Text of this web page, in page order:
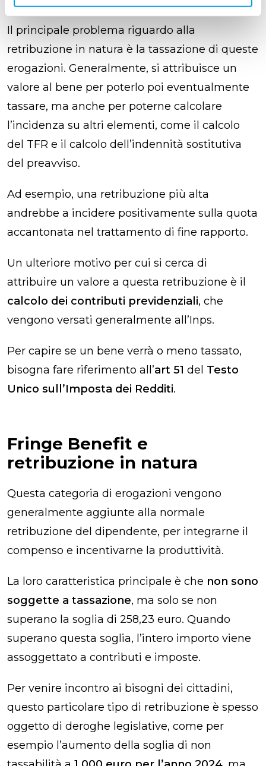
Il principale problema riguardo alla
retribuzione in natura è la tassazione di queste
erogazioni. Generalmente, si attribuisce un
valore al bene per poterlo poi eventualmente
tassare, ma anche per poterne calcolare
l’incidenza su altri elementi, come il calcolo
del TFR e il calcolo dell’indennità sostitutiva
del preavviso.
Ad esempio, una retribuzione più alta
andrebbe a incidere positivamente sulla quota
accantonata nel trattamento di fine rapporto.
Un ulteriore motivo per cui si cerca di
attribuire un valore a questa retribuzione è il
calcolo dei contributi previdenziali, che
vengono versati generalmente all’Inps.
Per capire se un bene verrà o meno tassato,
bisogna fare riferimento all’art 51 del Testo
Unico sull’Imposta dei Redditi.
Fringe Benefit e
retribuzione in natura
Questa categoria di erogazioni vengono
generalmente aggiunte alla normale
retribuzione del dipendente, per integrarne il
compenso e incentivarne la produttività.
La loro caratteristica principale è che non sono
soggette a tassazione, ma solo se non
superano la soglia di 258,23 euro. Quando
superano questa soglia, l’intero importo viene
assoggettato a contributi e imposte.
Per venire incontro ai bisogni dei cittadini,
questo particolare tipo di retribuzione è spesso
oggetto di deroghe legislative, come per
esempio l’aumento della soglia di non